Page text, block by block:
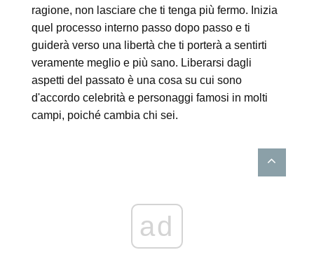
ragione, non lasciare che ti tenga più fermo. Inizia
quel processo interno passo dopo passo e ti
guiderà verso una libertà che ti porterà a sentirti
veramente meglio e più sano. Liberarsi dagli
aspetti del passato è una cosa su cui sono
d'accordo celebrità e personaggi famosi in molti
campi, poiché cambia chi sei.
ad